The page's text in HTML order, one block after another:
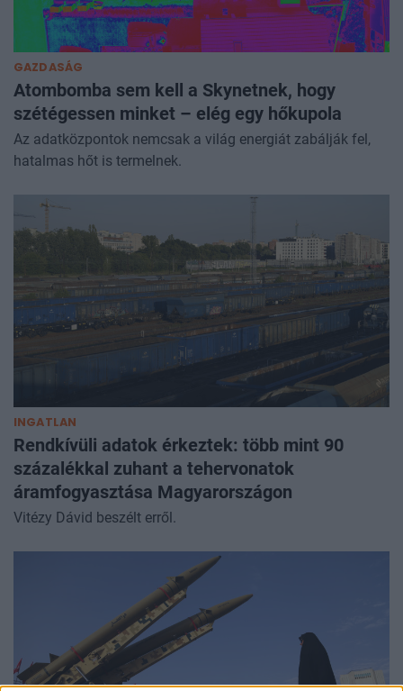
GAZDASÁG
Atombomba sem kell a Skynetnek, hogy
szétégessen minket – elég egy hőkupola
Az adatközpontok nemcsak a világ energiát zabálják fel,
hatalmas hőt is termelnek.
INGATLAN
Rendkívüli adatok érkeztek: több mint 90
százalékkal zuhant a tehervonatok
áramfogyasztása Magyarországon
Vitézy Dávid beszélt erről.